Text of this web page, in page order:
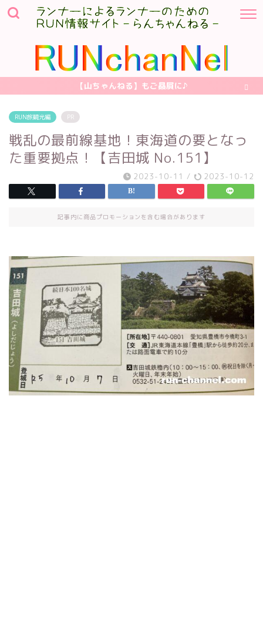
【山ちゃんねる】もご贔屓に♪
RUN旅観光編 PR
戦乱の最前線基地！東海道の要となっ
た重要拠点！【吉田城 No.151】
2023-10-11 / 2023-10-12
記事内に商品プロモーションを含む場合があります